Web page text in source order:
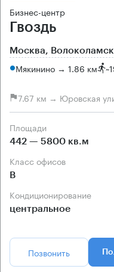
Бизнес-центр
Гвоздь
Москва,
Мякинино → 1.86 км ~
7.67 км → Юровская
Площади
442 — 5800 кв.м
Класс офисов
B
Кондиционирование
центральное
Позвонить